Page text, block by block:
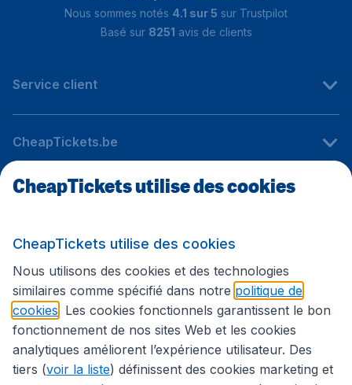
Nous sommes notés 4.1 sur 5 sur Trustpilot
Basé sur 8251 avis de clients
Service client
CheapTickets.be
Sites internationaux
Suivez CheapTickets.be
CheapTickets utilise des cookies
CheapTickets utilise des cookies
Nous utilisons des cookies et des technologies
similaires comme spécifié dans notre politique de
cookies . Les cookies fonctionnels garantissent le bon
fonctionnement de nos sites Web et les cookies
analytiques améliorent l’expérience utilisateur. Des
tiers (voir la liste) définissent des cookies marketing et